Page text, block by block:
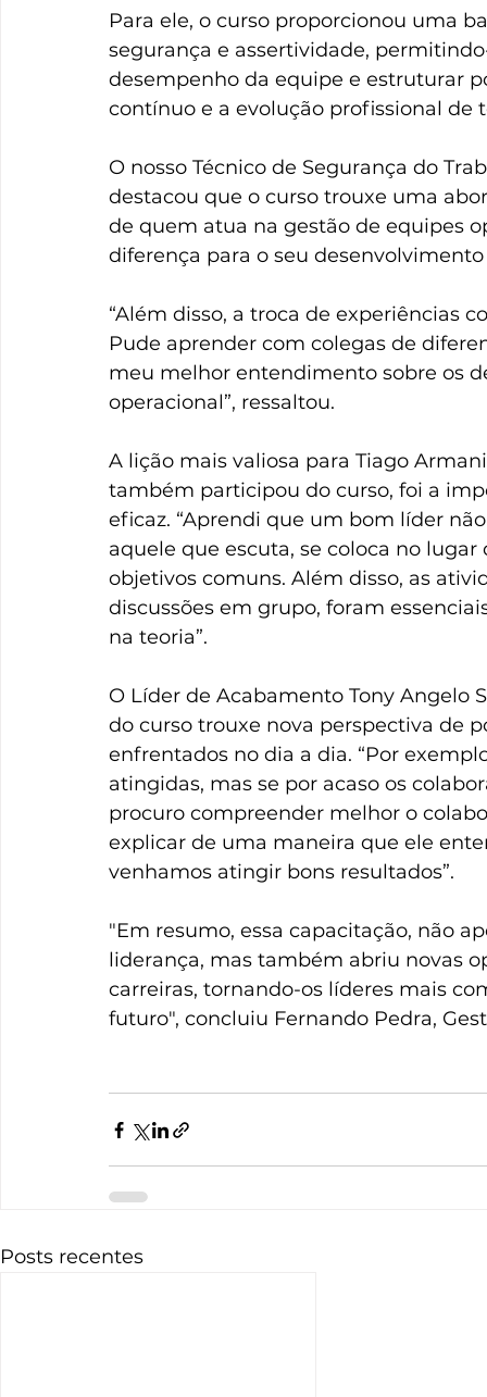
Para ele, o curso proporcionou uma
segurança e assertividade,
desempenho da equipe e estruturar
contínuo e a evolução profissional de
O nosso Técnico de Segurança do
destacou que o curso trouxe uma
de quem atua na gestão de equipes
diferença para o seu
“Além disso, a troca de experiências
Pude aprender com colegas de
meu melhor entendimento sobre os
operacional”, ressaltou.
A lição mais valiosa para Tiago
também participou do curso, foi a
eficaz. “Aprendi que um bom líder
aquele que escuta, se coloca no
objetivos comuns. Além disso, as
discussões em grupo, foram
na teoria”.
O Líder de Acabamento Tony Angelo
do curso trouxe nova perspectiva de
enfrentados no dia a dia. “Por
atingidas, mas se por acaso os
procuro compreender melhor o
explicar de uma maneira que ele
venhamos atingir bons resultados”.
"Em resumo, essa capacitação, não
liderança, mas também abriu novas
carreiras, tornando-os líderes mais
futuro", concluiu Fernando Pedra,
Posts recentes